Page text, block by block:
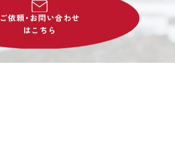
ご依頼・お問い合わせ
はこちら